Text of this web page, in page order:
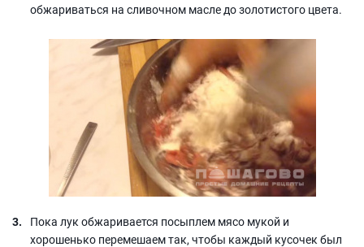
обжариваться на сливочном масле до золотистого цвета.
Пока лук обжаривается посыплем мясо мукой и
хорошенько перемешаем так, чтобы каждый кусочек был